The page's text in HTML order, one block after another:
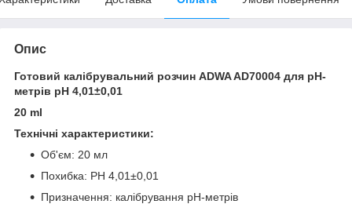
Опис
Готовий калібрувальний розчин ADWA AD70004 для pН-
метрів pН 4,01±0,01
20 ml
Технічні характеристики:
Об'єм: 20 мл
Похибка: РН 4,01±0,01
Призначення: калібрування рH-метрів